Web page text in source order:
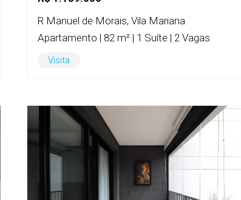
R Manuel de Morais, Vila Mariana
Apartamento | 82 m² | 1 Suíte | 2 Vagas
Visita